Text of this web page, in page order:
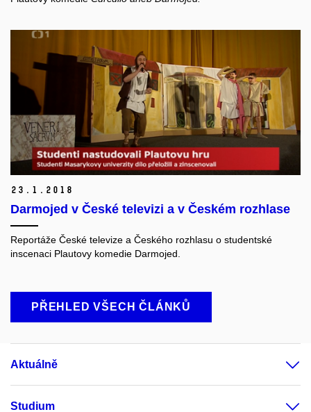
23. 1. 2018
Darmojed v České televizi a v Českém rozhlase
Reportáže České televize a Českého rozhlasu o studentské
inscenaci Plautovy komedie Darmojed.
PŘEHLED VŠECH ČLÁNKŮ
Aktuálně
Studium